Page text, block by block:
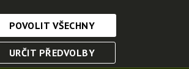
cookies
jsou nezbytné, abyste se mohli
POVOLIT VŠECHNY
URČIT PŘEDVOLBY